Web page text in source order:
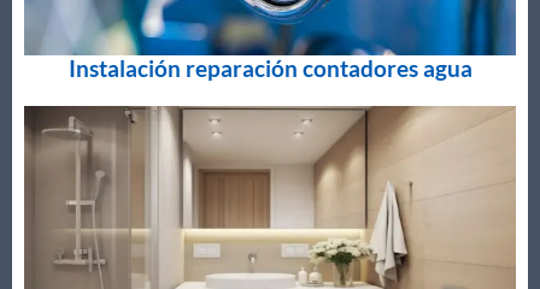
Instalación reparación contadores agua